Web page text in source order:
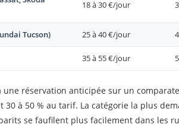
18 à 30 €/jour
Tucson) 25 à 40 €/jour
35 à 55 €/jour
une réservation anticipée sur un
30 à 50 % au tarif. La catégorie la plus
se faufilent plus facilement dans les